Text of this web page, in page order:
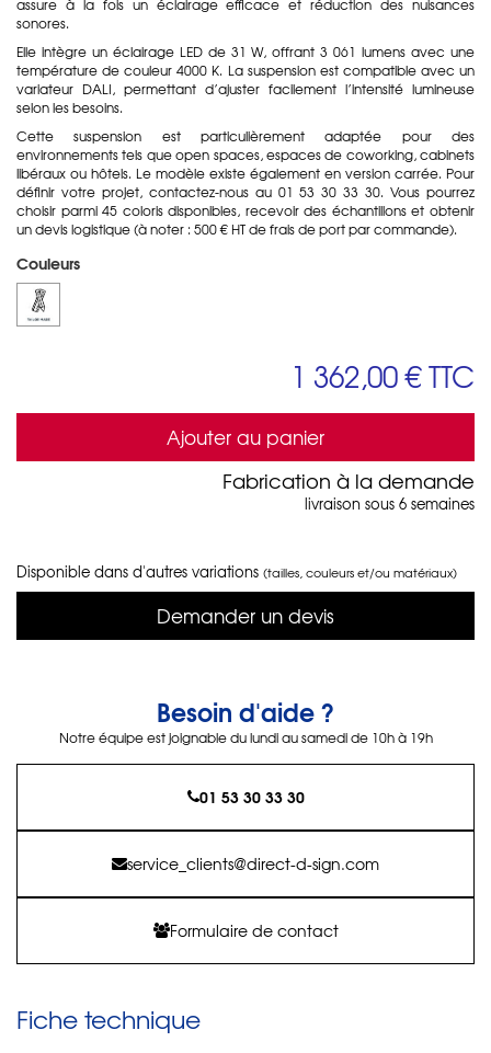
sonores.
Elle intègre un éclairage LED de 31 W, offrant 3 061 lumens avec une
température de couleur 4000 K. La suspension est compatible avec un
variateur DALI, permettant d’ajuster facilement l’intensité lumineuse
selon les besoins.
Cette suspension est particulièrement adaptée pour des
environnements tels que open spaces, espaces de coworking, cabinets
libéraux ou hôtels. Le modèle existe également en version carrée. Pour
définir votre projet, contactez-nous au 01 53 30 33 30. Vous pourrez
choisir parmi 45 coloris disponibles, recevoir des échantillons et obtenir
un devis logistique (à noter : 500 € HT de frais de port par commande).
Couleurs
1 362,00 €TTC
Ajouter au panier
Fabrication à la demande
livraison sous 6 semaines
Disponible dans d'autres variations (tailles, couleurs et/ou matériaux)
Demander un devis
Besoin d'aide ?
Notre équipe est joignable du lundi au samedi de 10h à 19h
01 53 30 33 30
service_clients@direct-d-sign.com
Formulaire de contact
Fiche technique